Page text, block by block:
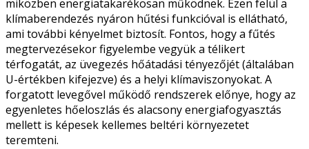
miközben energiatakarékosan működnek. Ezen felül a
klímaberendezés nyáron hűtési funkcióval is ellátható,
ami további kényelmet biztosít. Fontos, hogy a fűtés
megtervezésekor figyelembe vegyük a télikert
térfogatát, az üvegezés hőátadási tényezőjét (általában
U-értékben kifejezve) és a helyi klímaviszonyokat. A
forgatott levegővel működő rendszerek előnye, hogy az
egyenletes hőeloszlás és alacsony energiafogyasztás
mellett is képesek kellemes beltéri környezetet
teremteni.